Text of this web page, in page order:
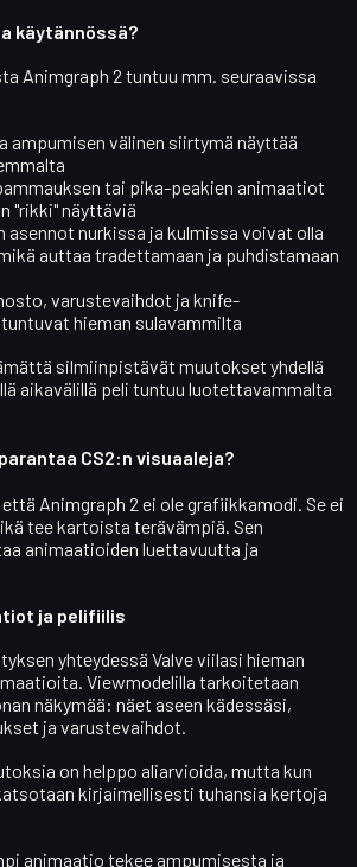
käytännössä?
Animgraph 2 tuntuu mm. seuraavissa
ampumisen välinen siirtymä näyttää
tai pika-peakien animaatiot
"rikki" näyttäviä
asennot nurkissa ja kulmissa voivat olla
auttaa tradettamaan ja puhdistamaan
varustevaihdot ja knife-
hieman sulavammilta
silmiinpistävät muutokset yhdellä
aikavälillä peli tuntuu luotettavammalta
CS2:n visuaaleja?
Animgraph 2 ei ole grafiikkamodi. Se ei
tee kartoista terävämpiä. Sen
animaatioiden luettavuutta ja
ja pelifiilis
yhteydessä Valve viilasi hieman
. Viewmodelilla tarkoitetaan
näkymää: näet aseen kädessäsi,
ja varustevaihdot.
on helppo aliarvioida, mutta kun
kirjaimellisesti tuhansia kertoja
animaatio tekee ampumisesta ja